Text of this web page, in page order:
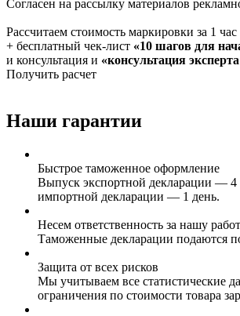
Согласен на рассылку материалов
Рассчитаем стоимость маркировки за 1 час
+ бесплатный чек-лист «10 шагов для
и консультация и «консультация
Получить расчет
Наши гарантии
Быстрое таможенное оформление
Выпуск экспортной декларации — 4
импортной декларации — 1 день.
Несем ответственность за нашу
Таможенные декларации подаются
Защита от всех рисков
Мы учитываем все статистические
ограничения по стоимости товара